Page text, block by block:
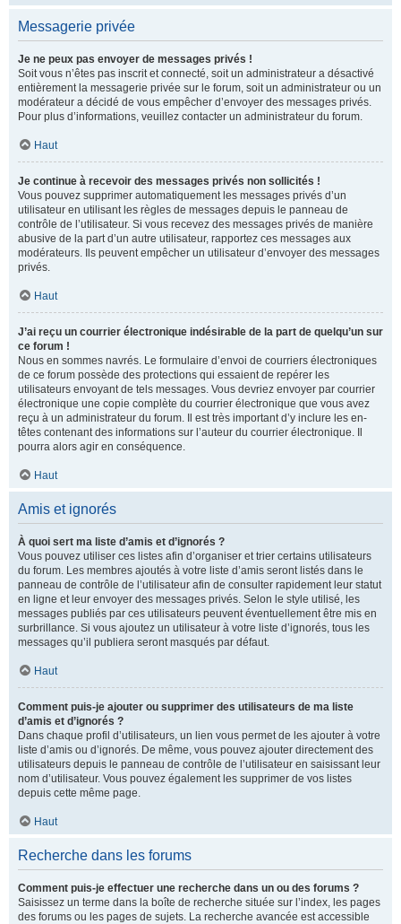
Messagerie privée
Je ne peux pas envoyer de messages privés !
Soit vous n’êtes pas inscrit et connecté, soit un administrateur a désactivé
entièrement la messagerie privée sur le forum, soit un administrateur ou un
modérateur a décidé de vous empêcher d’envoyer des messages privés.
Pour plus d’informations, veuillez contacter un administrateur du forum.
Haut
Je continue à recevoir des messages privés non sollicités !
Vous pouvez supprimer automatiquement les messages privés d’un
utilisateur en utilisant les règles de messages depuis le panneau de
contrôle de l’utilisateur. Si vous recevez des messages privés de manière
abusive de la part d’un autre utilisateur, rapportez ces messages aux
modérateurs. Ils peuvent empêcher un utilisateur d’envoyer des messages
privés.
Haut
J’ai reçu un courrier électronique indésirable de la part de quelqu’un sur
ce forum !
Nous en sommes navrés. Le formulaire d’envoi de courriers électroniques
de ce forum possède des protections qui essaient de repérer les
utilisateurs envoyant de tels messages. Vous devriez envoyer par courrier
électronique une copie complète du courrier électronique que vous avez
reçu à un administrateur du forum. Il est très important d’y inclure les en-
têtes contenant des informations sur l’auteur du courrier électronique. Il
pourra alors agir en conséquence.
Haut
Amis et ignorés
À quoi sert ma liste d’amis et d’ignorés ?
Vous pouvez utiliser ces listes afin d’organiser et trier certains utilisateurs
du forum. Les membres ajoutés à votre liste d’amis seront listés dans le
panneau de contrôle de l’utilisateur afin de consulter rapidement leur statut
en ligne et leur envoyer des messages privés. Selon le style utilisé, les
messages publiés par ces utilisateurs peuvent éventuellement être mis en
surbrillance. Si vous ajoutez un utilisateur à votre liste d’ignorés, tous les
messages qu’il publiera seront masqués par défaut.
Haut
Comment puis-je ajouter ou supprimer des utilisateurs de ma liste
d’amis et d’ignorés ?
Dans chaque profil d’utilisateurs, un lien vous permet de les ajouter à votre
liste d’amis ou d’ignorés. De même, vous pouvez ajouter directement des
utilisateurs depuis le panneau de contrôle de l’utilisateur en saisissant leur
nom d’utilisateur. Vous pouvez également les supprimer de vos listes
depuis cette même page.
Haut
Recherche dans les forums
Comment puis-je effectuer une recherche dans un ou des forums ?
Saisissez un terme dans la boîte de recherche située sur l’index, les pages
des forums ou les pages de sujets. La recherche avancée est accessible